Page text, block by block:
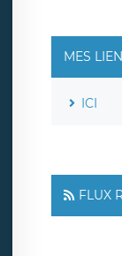
MES
ICI
FLUX